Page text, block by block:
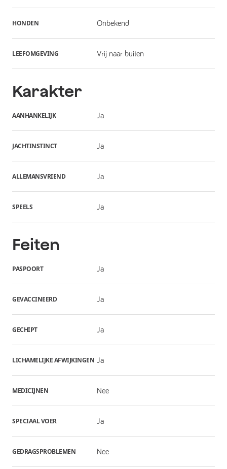
HONDEN Onbekend
LEEFOMGEVING Vrij naar buiten
Karakter
AANHANKELIJK Ja
JACHTINSTINCT Ja
ALLEMANSVRIEND Ja
SPEELS Ja
Feiten
PASPOORT Ja
GEVACCINEERD Ja
GECHIPT Ja
LICHAMELIJKE AFWIJKINGEN Ja
MEDICIJNEN Nee
SPECIAAL VOER Ja
GEDRAGSPROBLEMEN Nee